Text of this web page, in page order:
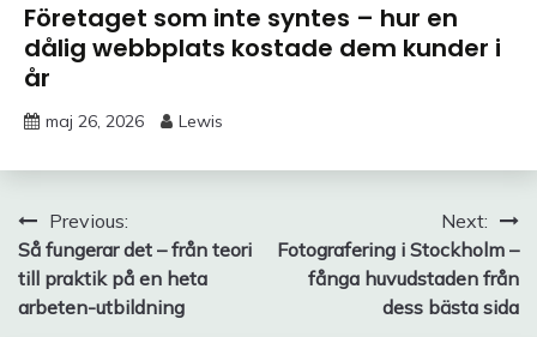
Företaget som inte syntes – hur en
dålig webbplats kostade dem kunder i
år
maj 26, 2026 Lewis
Inläggsnavigering
Previous:
Så fungerar det – från teori
till praktik på en heta
arbeten-utbildning
Next:
Fotografering i Stockholm –
fånga huvudstaden från
dess bästa sida